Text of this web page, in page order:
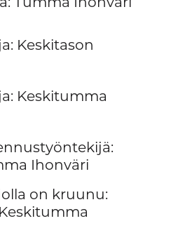
Keskitason
Keskitumma
Ihonväri
on kruunu: